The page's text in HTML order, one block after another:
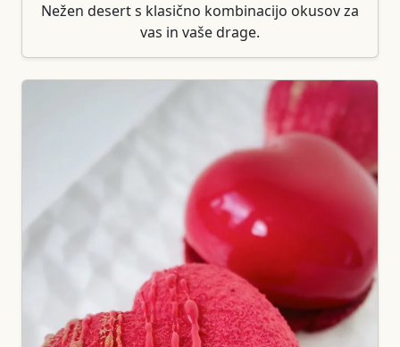
Nežen desert s klasično kombinacijo okusov za
vas in vaše drage.